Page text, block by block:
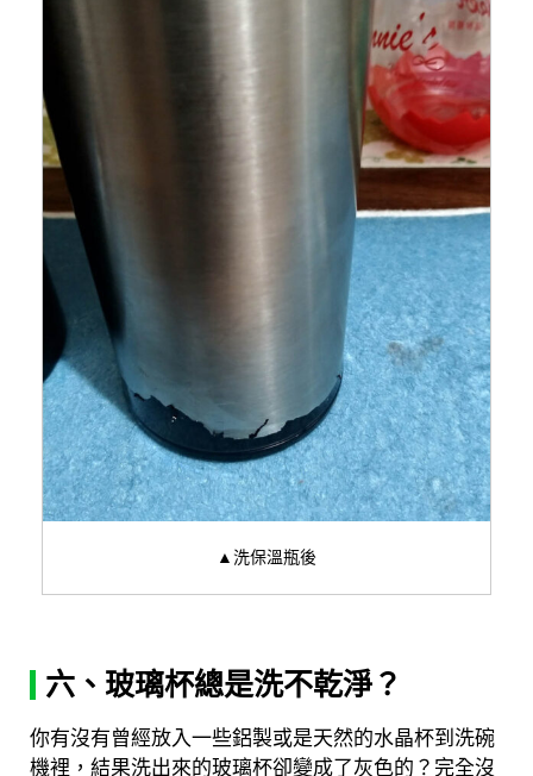
▲洗保溫瓶後
六、玻璃杯總是洗不乾淨？
你有沒有曾經放入一些鋁製或是天然的水晶杯到洗碗
機裡，結果洗出來的玻璃杯卻變成了灰色的？完全沒